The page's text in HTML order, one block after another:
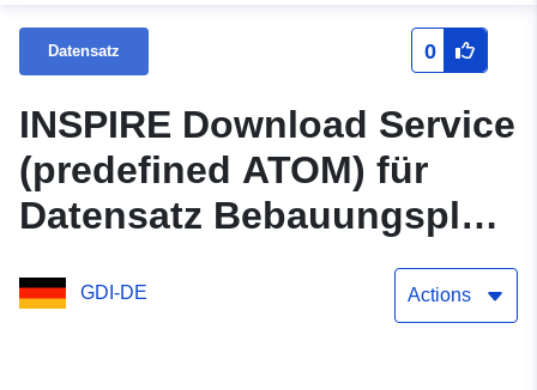
Datensatz 0
INSPIRE Download Service
(predefined ATOM) für
Datensatz Bebauungsplan
"Franzoesische Strasse"
GDI-DE Actions